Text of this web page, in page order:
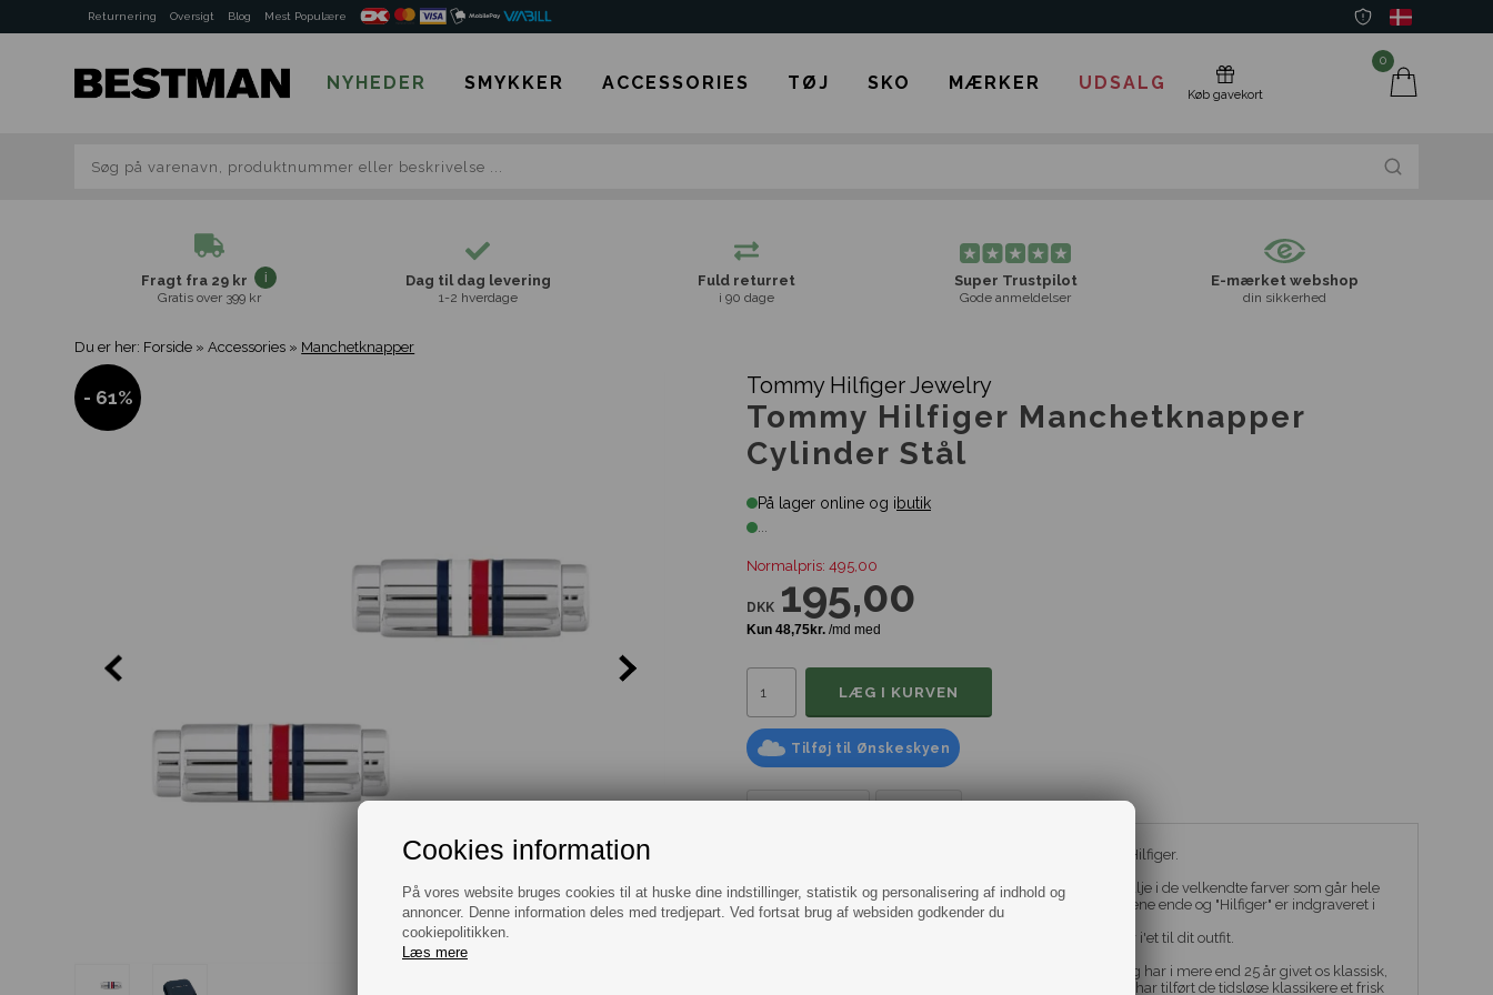
Cookies information
På vores website bruges cookies til at huske dine indstillinger, statistik og personalisering af indhold og
annoncer. Denne information deles med tredjepart. Ved fortsat brug af websiden godkender du
cookiepolitikken.
Læs mere
Returnering Oversigt Blog Mest Populære
NYHEDER SMYKKER ACCESSORIES TØJ SKO MÆRKER UDSALG
0
Køb gavekort
Fragt fra 29 kr
Gratis over 399 kr
Dag til dag levering
1-2 hverdage
Fuld returret
i 90 dage
Super Trustpilot
Gode anmeldelser
E-mærket webshop
din sikkerhed
Du er her: Forside »Accessories » Manchetknapper
- 61% Tommy Hilfiger Jewelry
Tommy Hilfiger Manchetknapper
Cylinder Stål
På lager online og ibutik
...
Normalpris: 495,00
DKK 195,00
Tilføj til Ønskeskyen
Unikke cylinderformede manchetknapper fra Tommy Hilfiger.
Stilfuldt design med den unikke form og flotte flag-detalje i de velkendte farver som går hele
vejen rundt i midten. Hilfigerflaget er indgraveret i den ene ende og "Hilfiger" er indgraveret i
bunden af låsen.
Et flot sæt manchetknapper der lige sætter prikken over i'et til dit outfit.
TOMMY HILFIGER er en af verdens førende designere og har i mere end 25 år givet os klassisk,
cool, amerikansk beklædning. Tommy Hilfiger's design har tilført de tidsløse klassikere et frisk